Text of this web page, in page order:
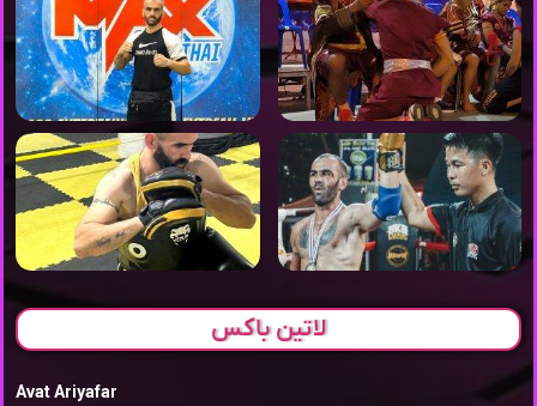
لاتین باکس
Avat Ariyafar